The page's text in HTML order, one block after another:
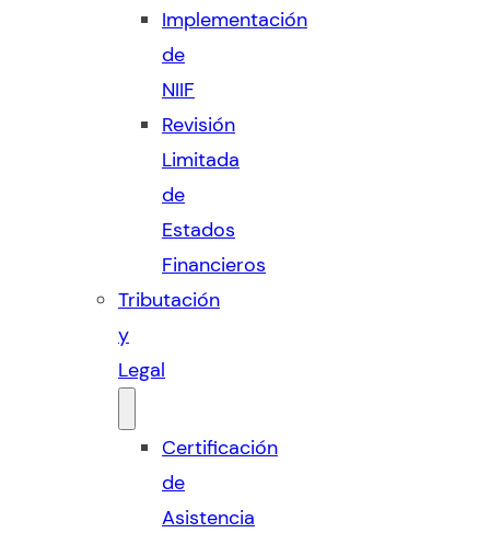
Implementación
de
NIIF
Revisión
Limitada
de
Estados
Financieros
Tributación
y
Legal
Certificación
de
Asistencia